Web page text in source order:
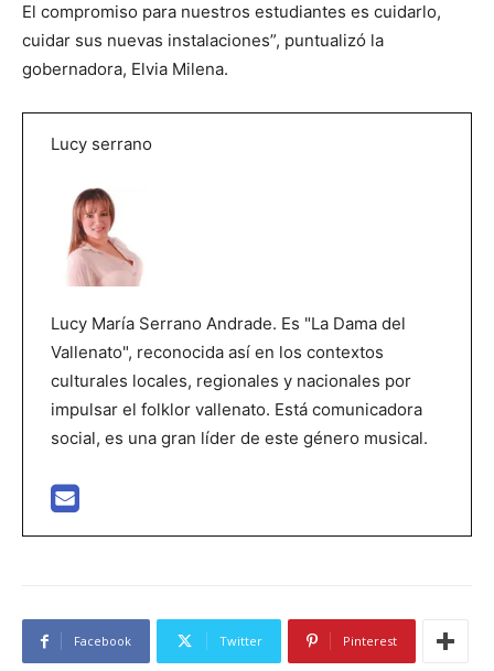
El compromiso para nuestros estudiantes es cuidarlo,
cuidar sus nuevas instalaciones”, puntualizó la
gobernadora, Elvia Milena.
Lucy serrano
Lucy María Serrano Andrade. Es "La Dama del
Vallenato", reconocida así en los contextos
culturales locales, regionales y nacionales por
impulsar el folklor vallenato. Está comunicadora
social, es una gran líder de este género musical.
Facebook Twitter Pinterest